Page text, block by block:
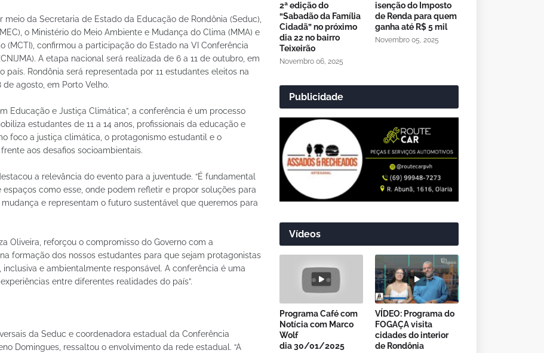
meio da Secretaria de Estado da Educação de Rondônia (Seduc),
o Ministério do Meio Ambiente e Mudança do Clima (MMA) e
(MCTI), confirmou a participação do Estado na VI Conferência
A etapa nacional será realizada de 6 a 11 de outubro, em
país. Rondônia será representada por 11 estudantes eleitos na
agosto, em Porto Velho.
Educação e Justiça Climática”, a conferência é um processo
estudantes de 11 a 14 anos, profissionais da educação e
foco a justiça climática, o protagonismo estudantil e o
aos desafios socioambientais.
a relevância do evento para a juventude. “É fundamental
como esse, onde podem refletir e propor soluções para
e representam o futuro sustentável que queremos para
Oliveira, reforçou o compromisso do Governo com a
formação dos nossos estudantes para que sejam protagonistas
e ambientalmente responsável. A conferência é uma
entre diferentes realidades do país”.
da Seduc e coordenadora estadual da Conferência
Domingues, ressaltou o envolvimento da rede estadual. “A
2ª edição do
“Sabadão da Família
Cidadã” no próximo
dia 22 no bairro
Teixeirão
Novembro 06, 2025
isenção do Imposto
de Renda para quem
ganha até R$ 5 mil
Novembro 05, 2025
Publicidade
Vídeos
Programa Café com
Notícia com Marco
Wolf
dia 30/01/2025
VÍDEO: Programa do
FOGAÇA visita
cidades do interior
de Rondônia